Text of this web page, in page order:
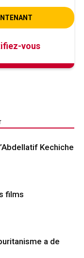
vous
Kechiche
films
a de